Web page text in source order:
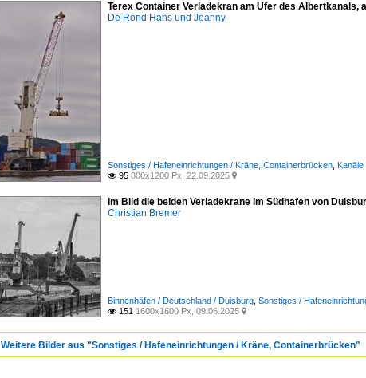
Terex Container Verladekran am Ufer des Albertkanals,
De Rond Hans und Jeanny
Sonstiges / Hafeneinrichtungen / Kräne, Containerbrücken Kanäle
 95 800x1200 Px, 22.09.2025 
Im Bild die beiden Verladekrane im Südhafen von
Christian Bremer
Binnenhäfen / Deutschland / Duisburg Sonstiges /
 151 1600x1600 Px, 09.06.2025 
Weitere Bilder aus "Sonstiges / Hafeneinrichtungen / Kräne, Containerbrücken"